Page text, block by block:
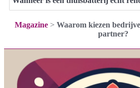
Magazine> Waarom kiezen
partner?